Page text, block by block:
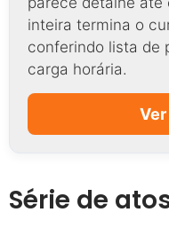
inteira termina o
conferindo lista de
carga horária.
Série de